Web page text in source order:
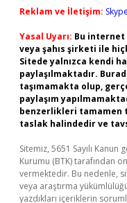
Reklam ve İletişim:
Yasal Uyarı: Bu
veya şahıs şirketi ile
Sitede yalnızca kendi
paylaşılmaktadır.
taşımamakta olup,
paylaşım
benzerlikleri tamamen
taslak halindedir ve
Sitemiz, 5651 Sayılı
Kurumu (BTK) tarafından
vermektedir. Bu nedenle,
veya araştırma
yazdıkları içeriklerin